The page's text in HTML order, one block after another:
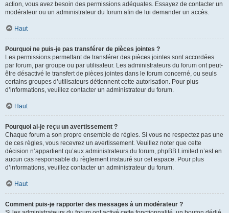
action, vous avez besoin des permissions adéquates. Essayez de contacter un
modérateur ou un administrateur du forum afin de lui demander un accès.
Haut
Pourquoi ne puis-je pas transférer de pièces jointes ?
Les permissions permettant de transférer des pièces jointes sont accordées
par forum, par groupe ou par utilisateur. Les administrateurs du forum ont peut-
être désactivé le transfert de pièces jointes dans le forum concerné, ou seuls
certains groupes d’utilisateurs détiennent cette autorisation. Pour plus
d’informations, veuillez contacter un administrateur du forum.
Haut
Pourquoi ai-je reçu un avertissement ?
Chaque forum a son propre ensemble de règles. Si vous ne respectez pas une
de ces règles, vous recevrez un avertissement. Veuillez noter que cette
décision n’appartient qu’aux administrateurs du forum, phpBB Limited n’est en
aucun cas responsable du règlement instauré sur cet espace. Pour plus
d’informations, veuillez contacter un administrateur du forum.
Haut
Comment puis-je rapporter des messages à un modérateur ?